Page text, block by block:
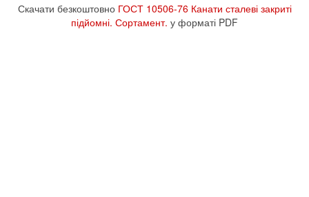
Скачати безкоштовно ГОСТ 10506-76 Канати сталеві закриті
підйомні. Сортамент. у форматі PDF